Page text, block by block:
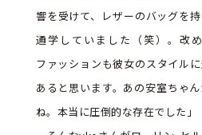
響を受けて、レザーのバッグを
通学していました（笑）。改
ファッションも彼女のスタイル
あると思います。あの安室ちゃ
ね。本当に圧倒的な存在でした」